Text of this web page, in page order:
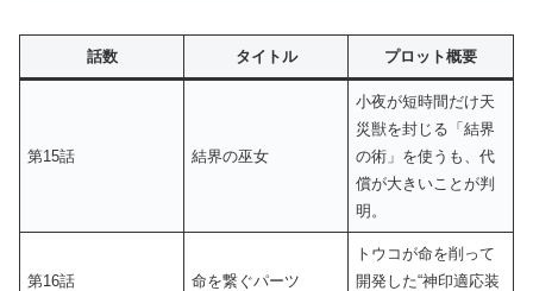
話数 タイトル プロット概要
第15話 結界の巫女
小夜が短時間だけ天
災獣を封じる「結界
の術」を使うも、代
償が大きいことが判
明。
第16話 命を繋ぐパーツ
トウコが命を削って
開発した“神印適応装